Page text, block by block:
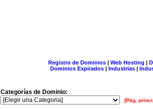
Registro de Dominios| Web Hosting |
Dominios Expirados | Industrias |
Categorías de Dominio:
[Pág.